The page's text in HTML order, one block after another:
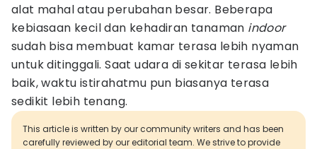
alat mahal atau perubahan besar. Beberapa
kebiasaan kecil dan kehadiran tanaman indoor
sudah bisa membuat kamar terasa lebih nyaman
untuk ditinggali. Saat udara di sekitar terasa lebih
baik, waktu istirahatmu pun biasanya terasa
sedikit lebih tenang.
This article is written by our community writers and has been
carefully reviewed by our editorial team. We strive to provide